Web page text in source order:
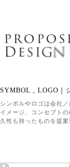
propos
Design
SYMBOL , LOGO｜
シンボルやロゴは会社／
イメージ、コンセプト
久性も持ったものを提案